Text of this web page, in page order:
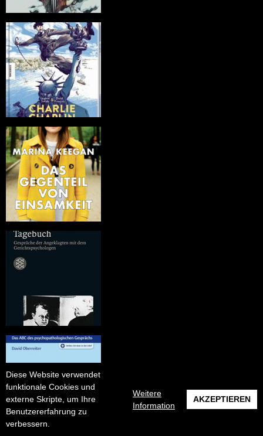
Diese Website verwendet
funktionale Cookies und
externe Skripte, um Ihre
Benutzererfahrung zu
verbessern.
Weitere
Information
AKZEPTIEREN